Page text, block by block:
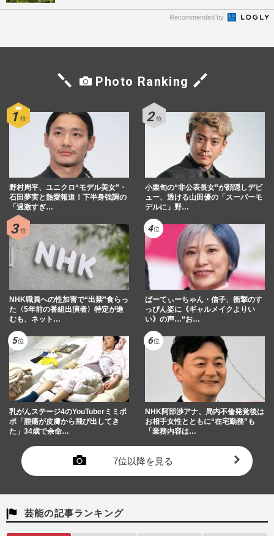
Recommended by
Photo Ranking
野村周平、ユニクロ“モデル美女”・
石田夢実と熱愛報道！下半身強調の
「過激すぎ…
小栗旬の“非公表長女”が顔隠しデビ
ュー、透ける山田優の「スーパーモ
デルに」野…
NHK職員への性加害で“出禁”食らっ
た〈5年前の番組出演者〉特定が進
むも、ネット…
ぱーてぃーちゃん・信子、衝撃のす
っぴん姿に《ギャルメイクよりい
い》の声…“お…
乳がんステージ4のYouTuberミミポ
ポ「腫瘍が皮膚から飛び出してき
た」34歳で余命…
NHK阿部渉アナ、局内不倫発覚後は
お相手女性とともに“在宅勤務”も
「業務内容は…
7位以降を見る
芸能の記事ランキング